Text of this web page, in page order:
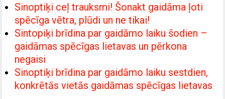
Sinoptiķi ceļ trauksmi! Šonakt gaidāma ļoti
spēcīga vētra, plūdi un ne tikai!
Sintopiķi brīdina par gaidāmo laiku šodien –
gaidāmas spēcīgas lietavas un pērkona
negaisi
Sinoptiķi brīdina par gaidāmo laiku sestdien,
konkrētās vietās gaidāmas spēcīgas lietavas